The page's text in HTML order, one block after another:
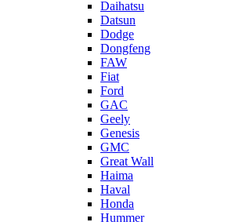
Daihatsu
Datsun
Dodge
Dongfeng
FAW
Fiat
Ford
GAC
Geely
Genesis
GMC
Great Wall
Haima
Haval
Honda
Hummer